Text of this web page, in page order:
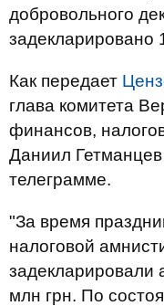
добровольного
задекларировано
Как передает
глава комитета
финансов,
Даниил
телеграмме.
"За время
налоговой
задекларировали
млн грн. По